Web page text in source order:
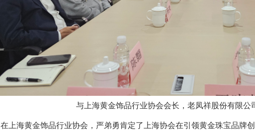
与上海黄金饰品行业协会会长，老凤祥股份有限公
在上海黄金饰品行业协会，严弟勇肯定了上海协会在引领黄金珠宝品牌